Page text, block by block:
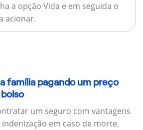
a opção Vida e em seguida o
acionar.
família pagando um preço
um seguro com vantagens
em caso de morte,